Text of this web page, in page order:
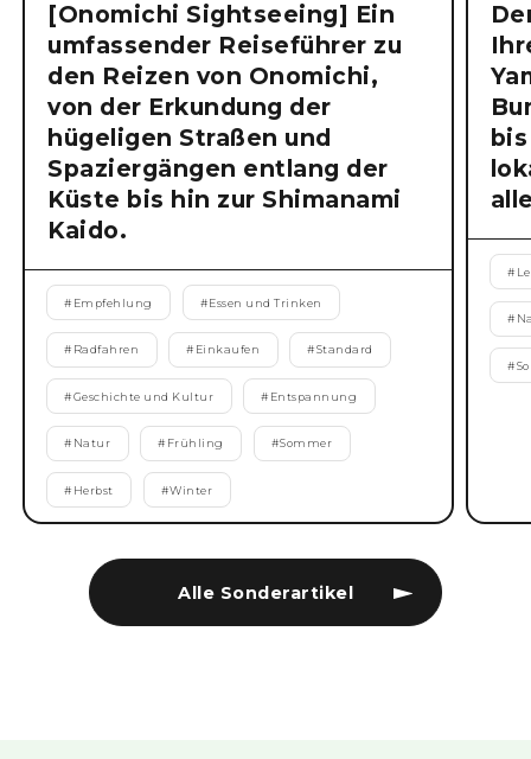
Alle Sonderartikel
[Onomichi Sightseeing] Ein
umfassender Reiseführer zu
den Reizen von Onomichi,
von der Erkundung der
hügeligen Straßen und
Spaziergängen entlang der
Küste bis hin zur Shimanami
Kaido.
# Empfehlung #Essen und Trinken
# Radfahren # Einkaufen #Standard
#Geschichte und Kultur # Entspannung
# Natur # Frühling #Sommer
# Herbst #Winter
#
#
#